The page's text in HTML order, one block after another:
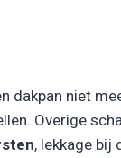
dakpan niet
Overige
, lekkage bij